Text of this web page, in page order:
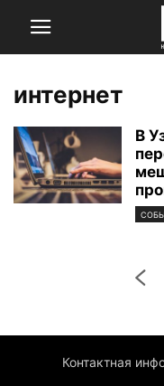
интернет
В
Контактная